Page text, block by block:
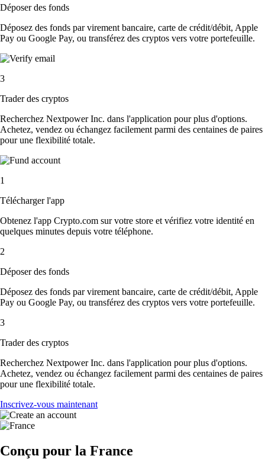
Déposer des fonds
Déposez des fonds par virement bancaire, carte de crédit/débit, Apple
Pay ou Google Pay, ou transférez des cryptos vers votre portefeuille.
3
Trader des cryptos
Recherchez Nextpower Inc. dans l'application pour plus d'options.
Achetez, vendez ou échangez facilement parmi des centaines de paires
pour une flexibilité totale.
1
Télécharger l'app
Obtenez l'app Crypto.com sur votre store et vérifiez votre identité en
quelques minutes depuis votre téléphone.
2
Déposer des fonds
Déposez des fonds par virement bancaire, carte de crédit/débit, Apple
Pay ou Google Pay, ou transférez des cryptos vers votre portefeuille.
3
Trader des cryptos
Recherchez Nextpower Inc. dans l'application pour plus d'options.
Achetez, vendez ou échangez facilement parmi des centaines de paires
pour une flexibilité totale.
Inscrivez-vous maintenant
Conçu pour la France